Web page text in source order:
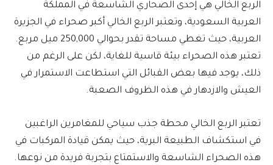
الربع الخالي هي إحدى الصحاري الشاسعة في المملكة
العربية السعودية، وتعتبر الربع الخالي أكبر صحراء في الجزيرة
العربية، حيث تغطي مساحة تقدر بحوالي 250,000 ميل مربع.
تعتبر هذه الصحراء بيئة قاسية للغاية، لكن على الرغم من
ذلك، يوجد فيها بعض القبائل التي استطاعت الاستمرار في
العيش والازدهار في هذه الظروف الصعبة.
تعتبر الربع الخالي محطة جذب سياحي للمغامرين الراغبين
في استكشاف الطبيعة البرية، حيث يمكن قيادة المركبات في
هذه الصحراء الشاسعة والاستمتاع بتجربة فريدة من نوعها.